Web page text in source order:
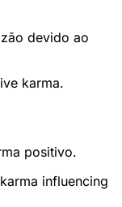
devido ao
karma.
positivo.
influencing